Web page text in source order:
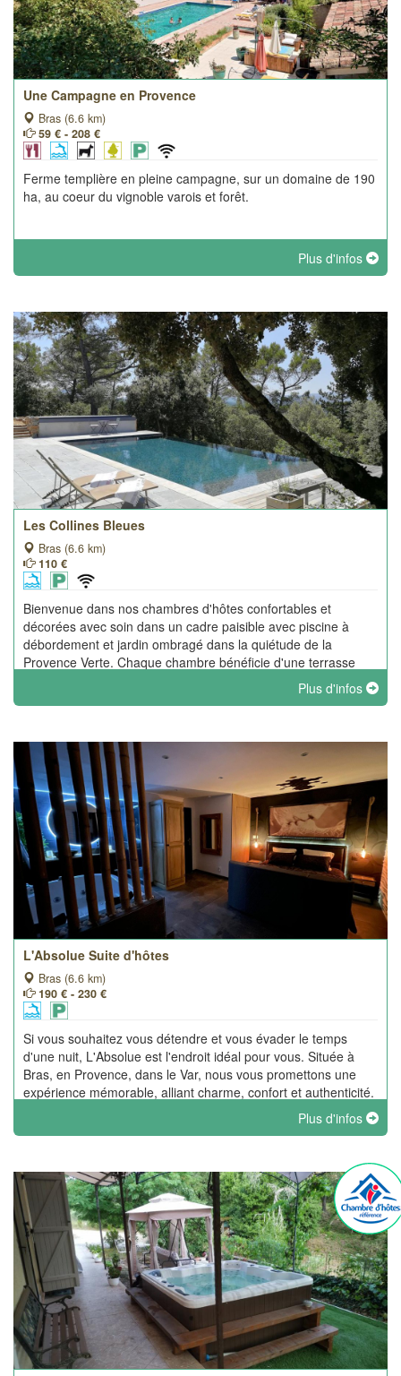
Une Campagne en Provence
Bras (6.6 km)
59 € - 208 €
Ferme templière en pleine campagne, sur un domaine de 190
ha, au coeur du vignoble varois et forêt.
Plus d'infos
Les Collines Bleues
Bras (6.6 km)
110 €
Bienvenue dans nos chambres d'hôtes confortables et
décorées avec soin dans un cadre paisible avec piscine à
débordement et jardin ombragé dans la quiétude de la
Provence Verte. Chaque chambre bénéficie d'une terrasse
Plus d'infos
L'Absolue Suite d'hôtes
Bras (6.6 km)
190 € - 230 €
Si vous souhaitez vous détendre et vous évader le temps
d'une nuit, L'Absolue est l'endroit idéal pour vous. Située à
Bras, en Provence, dans le Var, nous vous promettons une
expérience mémorable, alliant charme, confort et authenticité.
Plus d'infos